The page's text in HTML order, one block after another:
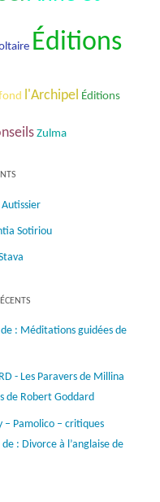
Éditions
l'Archipel Éditions
Zulma
Sotiriou
: Méditations guidées de
- Les Paravers de Millina
de Robert Goddard
– Pamolico – critiques
: Divorce à l’anglaise de